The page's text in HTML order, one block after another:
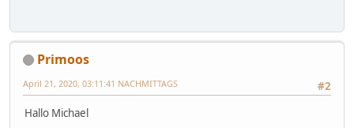
Primoos
#2
April 21, 2020, 03:11:41 NACHMITTAGS
Hallo Michael